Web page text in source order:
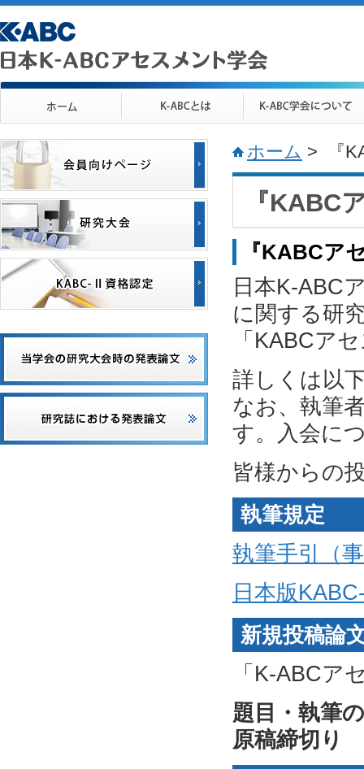
ホーム > 『
『KABC
『KABCア
日本K-ABC
に関する研
「KABCア
詳しくは以
なお、執筆
す。入会に
皆様からの
執筆規定
執筆手引（
日本版
新規投稿論
「K-ABCア
題目・執筆
原稿締切り